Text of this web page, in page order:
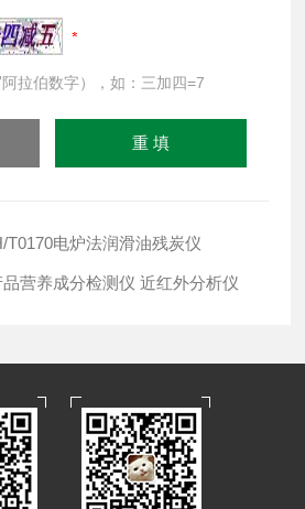
拉伯数字），如：三加四=7
T0170电炉法润滑油残炭仪
品营养成分检测仪 近红外分析仪